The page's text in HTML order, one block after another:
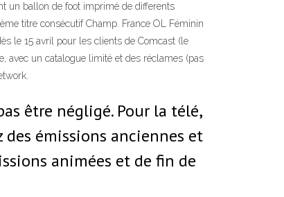
un ballon de foot imprimé de differents
titre consécutif Champ. France OL Féminin
le 15 avril pour les clients de Comcast (le
avec un catalogue limité et des réclames (pas
être négligé. Pour la télé,
émissions anciennes et
animées et de fin de